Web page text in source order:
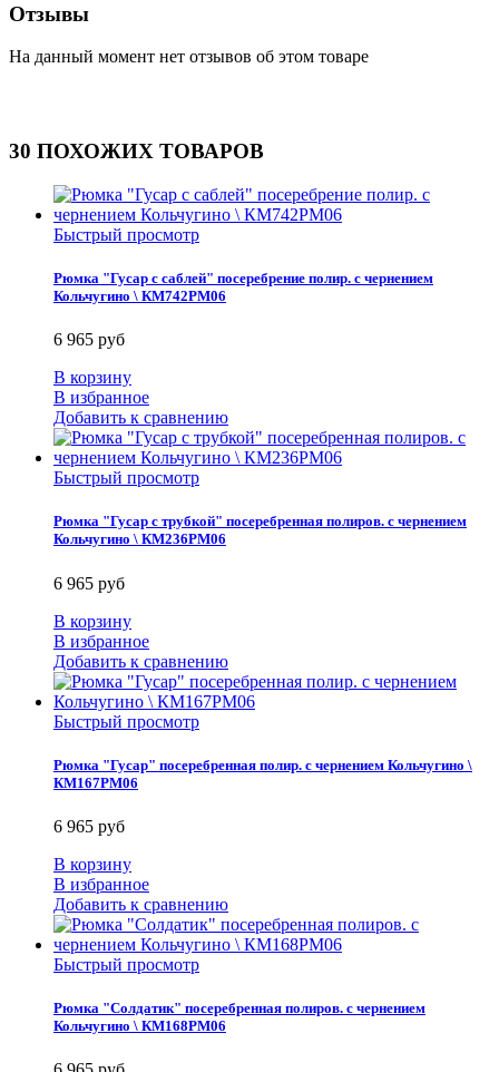
Отзывы
На данный момент нет отзывов об этом товаре
30 ПОХОЖИХ ТОВАРОВ
Быстрый просмотр
Рюмка "Гусар с саблей" посеребрение полир. с чернением
Кольчугино \ КМ742РМ06
6 965 руб
В корзину
В избранное
Добавить к сравнению
Быстрый просмотр
Рюмка "Гусар с трубкой" посеребренная полиров. с чернением
Кольчугино \ КМ236РМ06
6 965 руб
В корзину
В избранное
Добавить к сравнению
Быстрый просмотр
Рюмка "Гусар" посеребренная полир. с чернением Кольчугино \
КМ167РМ06
6 965 руб
В корзину
В избранное
Добавить к сравнению
Быстрый просмотр
Рюмка "Солдатик" посеребренная полиров. с чернением
Кольчугино \ КМ168РМ06